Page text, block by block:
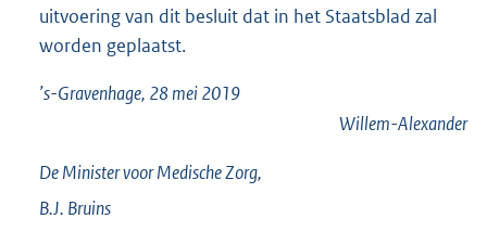
uitvoering van dit besluit dat in het Staatsblad zal
worden geplaatst.
’s-Gravenhage, 28 mei 2019
Willem-Alexander
De Minister voor Medische Zorg,
B.J. Bruins